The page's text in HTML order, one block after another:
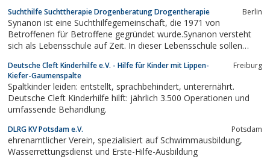
Suchthilfe Suchttherapie Drogenberatung Drogentherapie Berlin
Synanon ist eine Suchthilfegemeinschaft, die 1971 von
Betroffenen für Betroffene gegründet wurde.Synanon versteht
sich als Lebensschule auf Zeit. In dieser Lebensschule sollen
bei Synanon dauerhaft nüchtern leben können.Im Rahmen
unseres bundesweit einmaligen...
Deutsche Cleft Kinderhilfe e.V. - Hilfe für Kinder mit Lippen-
Kiefer-Gaumenspalte
Freiburg
Spaltkinder leiden: entstellt, sprachbehindert, unterernährt.
Deutsche Cleft Kinderhilfe hilft: jährlich 3.500 Operationen und
umfassende Behandlung.
DLRG KV Potsdam e.V. Potsdam
ehrenamtlicher Verein, spezialisiert auf Schwimmausbildung,
Wasserrettungsdienst und Erste-Hilfe-Ausbildung